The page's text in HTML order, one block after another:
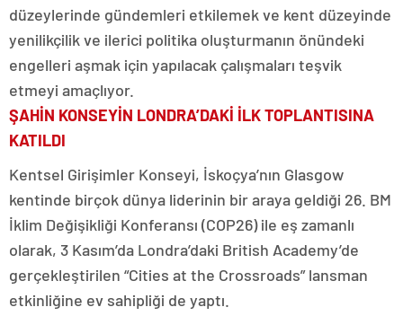
düzeylerinde gündemleri etkilemek ve kent düzeyinde
yenilikçilik ve ilerici politika oluşturmanın önündeki
engelleri aşmak için yapılacak çalışmaları teşvik
etmeyi amaçlıyor.
ŞAHİN KONSEYİN LONDRA’DAKİ İLK TOPLANTISINA
KATILDI
Kentsel Girişimler Konseyi, İskoçya’nın Glasgow
kentinde birçok dünya liderinin bir araya geldiği 26. BM
İklim Değişikliği Konferansı (COP26) ile eş zamanlı
olarak, 3 Kasım’da Londra’daki British Academy’de
gerçekleştirilen “Cities at the Crossroads” lansman
etkinliğine ev sahipliği de yaptı.